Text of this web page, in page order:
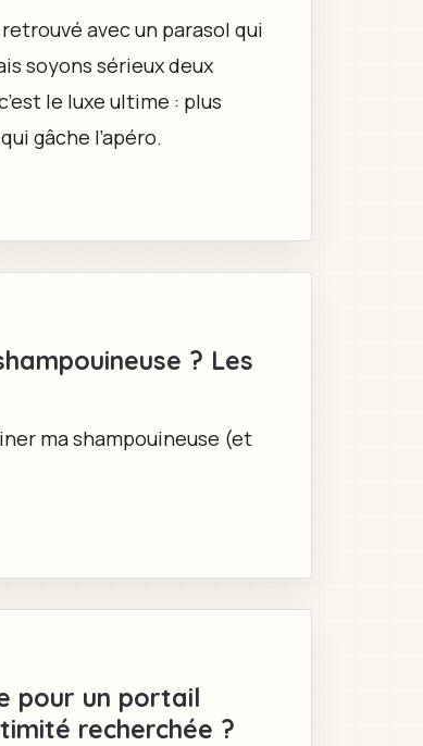
avec un parasol qui
soyons sérieux deux
le luxe ultime : plus
gâche l’apéro.
? Les
ma shampouineuse (et
pour un portail
recherchée ?